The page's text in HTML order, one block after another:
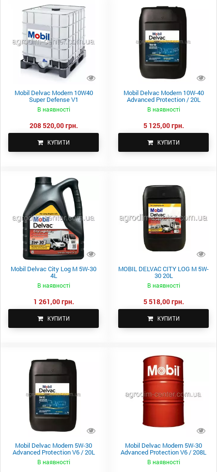
Mobil Delvac Modern 10W40
Super Defense V1
В наявності
208 520,00 грн.
КУПИТИ
Mobil Delvac Modern 10W-40
Advanced Protection / 20L
В наявності
5 125,00 грн.
КУПИТИ
Mobil Delvac City Log M 5W-30
4L
В наявності
1 261,00 грн.
КУПИТИ
MOBIL DELVAC CITY LOG M 5W-
30 20L
В наявності
5 518,00 грн.
КУПИТИ
Mobil Delvac Modern 5W-30
Advanced Protection V6 / 20L
В наявності
Mobil Delvac Modern 5W-30
Advanced Protection V6 / 208L
В наявності